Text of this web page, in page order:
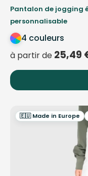
Pantalon de jogging
personnalisable
4 couleurs
à partir de 25,49
🇪🇺 Made in Europe